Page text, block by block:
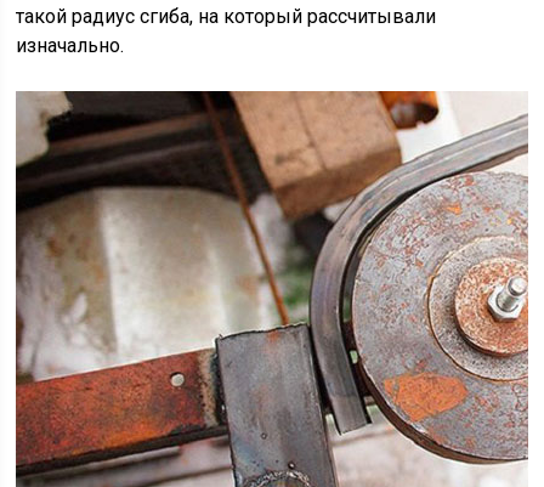
такой радиус сгиба, на который рассчитывали
изначально.